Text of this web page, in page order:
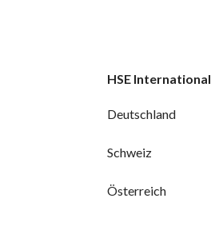
HSE International
Deutschland
Schweiz
Österreich